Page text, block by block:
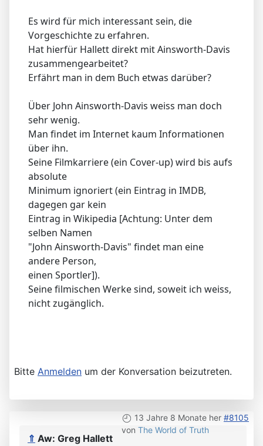
Es wird für mich interessant sein, die
Vorgeschichte zu erfahren.
Hat hierfür Hallett direkt mit Ainsworth-Davis
zusammengearbeitet?
Erfährt man in dem Buch etwas darüber?
Über John Ainsworth-Davis weiss man doch
sehr wenig.
Man findet im Internet kaum Informationen
über ihn.
Seine Filmkarriere (ein Cover-up) wird bis aufs
absolute
Minimum ignoriert (ein Eintrag in IMDB,
dagegen gar kein
Eintrag in Wikipedia [Achtung: Unter dem
selben Namen
"John Ainsworth-Davis" findet man eine
andere Person,
einen Sportler]).
Seine filmischen Werke sind, soweit ich weiss,
nicht zugänglich.
Bitte Anmelden um der Konversation beizutreten.
13 Jahre 8 Monate her #8105
von The World of Truth
⇑ Aw: Greg Hallett